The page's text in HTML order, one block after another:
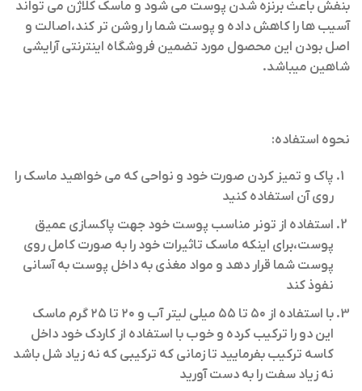
بنفش باعث برنزه شدن پوست می شود و ماسک کلاژن می تواند
آسیب ها را کاهش داده و پوست شما را روشن تر کند،اصالت و
اصل بودن این محصول مورد تضمین فروشگاه اینترنتی آرایشی
شاهین میباشد.
نحوه استفاده:
پاک و تمیز کردن صورت خود و نواحی که می خواهید ماسک را
روی آن استفاده کنید
استفاده از تونر مناسب پوست خود جهت پاکسازی عمیق
پوست،برای اینکه ماسک تاثیرات خود را به صورت کامل روی
پوست شما قرار دهد و مواد مغذی به داخل پوست به آسانی
نفوذ کند
با استفاده از ۵۰ تا ۵۵ میلی لیتر آب و ۲۰ تا ۲۵ گرم ماسک
این دو را ترکیب کرده و خوب با استفاده از کاردک خود داخل
کاسه ترکیب بفرمایید تا زمانی که ترکیبی که نه زیاد شل باشد
نه زیاد سفت را به دست آورید